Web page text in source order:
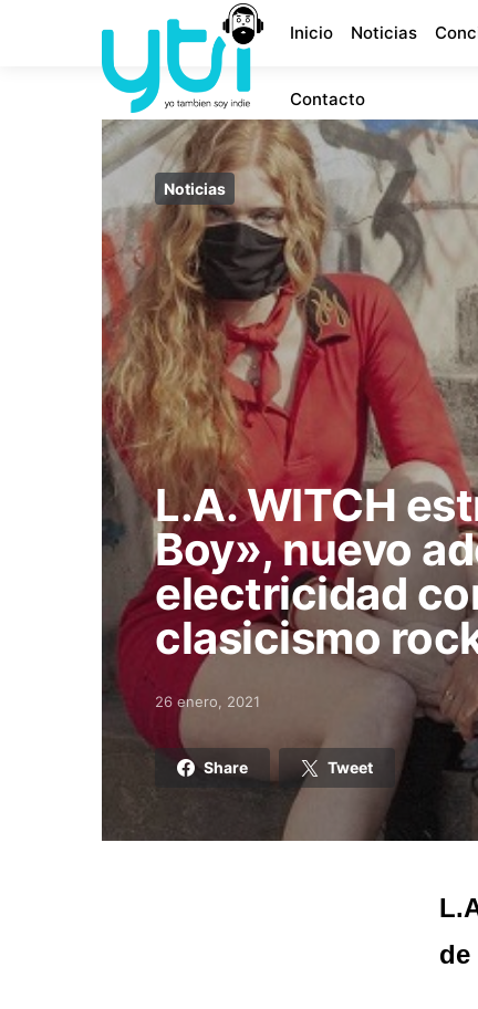
Inicio Noticias
Contacto
Noticias
L.A. WITCH
Boy», nuevo
electricidad
clasicismo
Posted on
26 enero, 2021
Share Tweet